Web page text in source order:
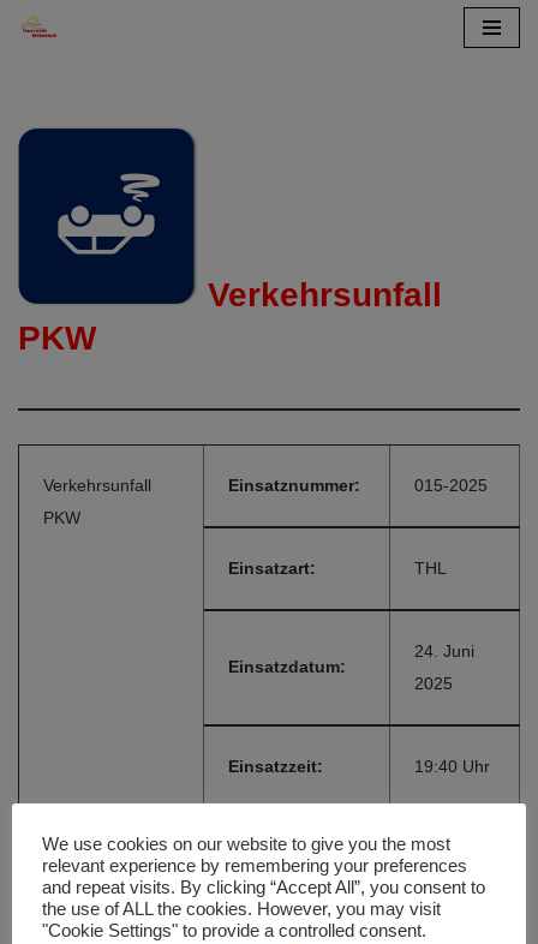
springen
Verkehrsunfall
PKW
Verkehrsunfall
PKW
Einsatznummer: 015-2025
Einsatzart: THL
Einsatzdatum:
24. Juni
2025
Einsatzzeit: 19:40 Uhr
Einsatzort: St 2233
Alarmierungsart: FME
We use cookies on our website to give you the most
relevant experience by remembering your preferences
and repeat visits. By clicking “Accept All”, you consent to
the use of ALL the cookies. However, you may visit
"Cookie Settings" to provide a controlled consent.